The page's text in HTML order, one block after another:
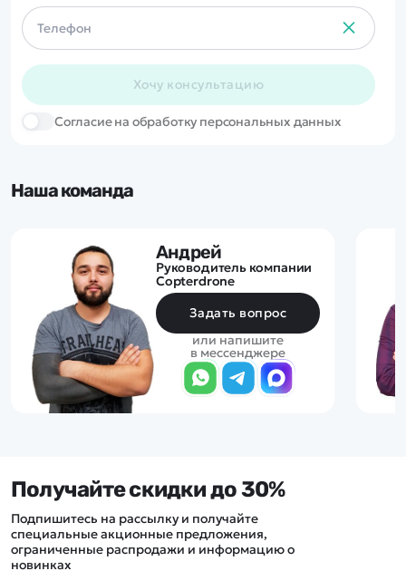
Хочу консультацию
Cогласие на обработку персональных данных
Наша команда
Андрей
Руководитель компании
Copterdrone
Задать вопрос
или напишите
в мессенджере
Получайте скидки до 30%
Подпишитесь на рассылку и получайте
специальные акционные предложения,
ограниченные распродажи и информацию о
новинках